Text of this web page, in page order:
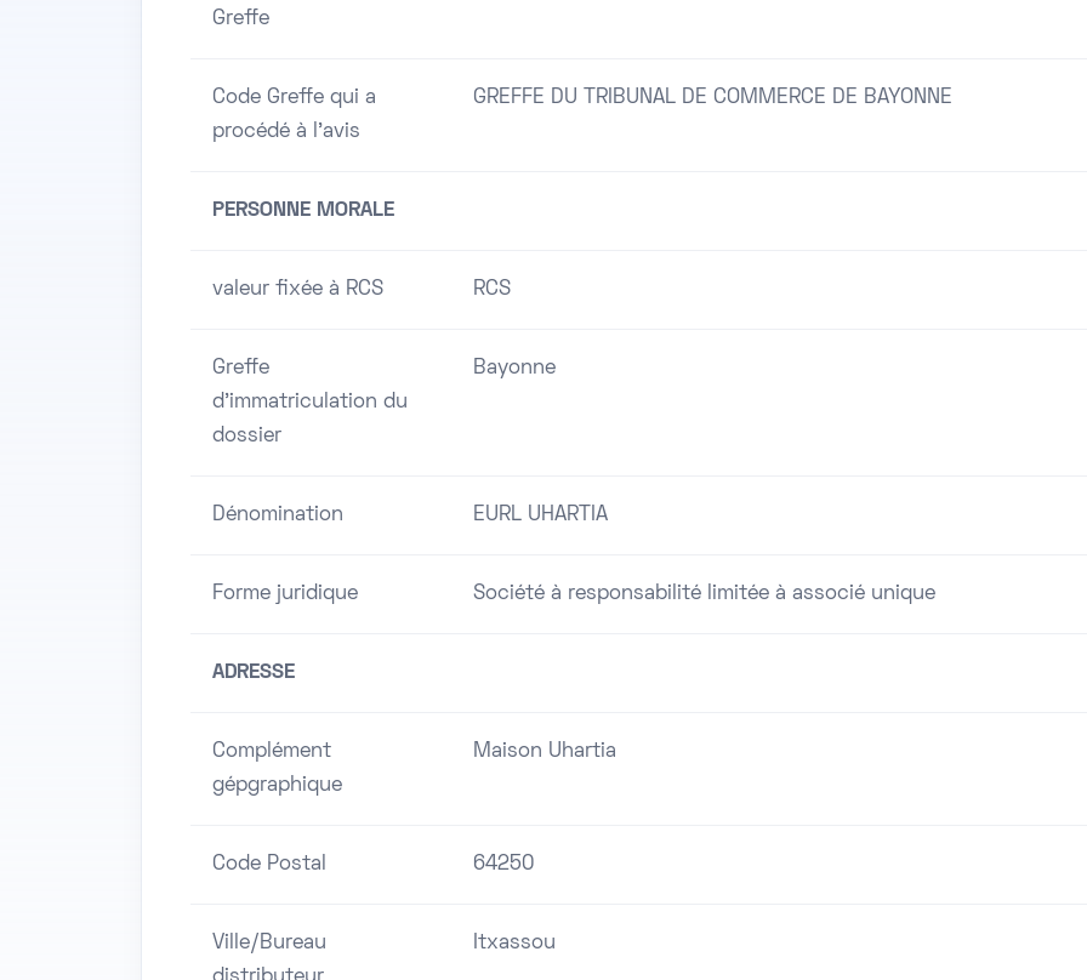
Greffe
Code Greffe qui a
procédé à l'avis
GREFFE DU TRIBUNAL DE COMMERCE DE BAYONNE
PERSONNE MORALE
valeur fixée à RCS RCS
Greffe
d'immatriculation du
dossier
Bayonne
Dénomination EURL UHARTIA
Forme juridique Société à responsabilité limitée à associé unique
ADRESSE
Complément
gépgraphique
Maison Uhartia
Code Postal 64250
Ville/Bureau
Itxassou